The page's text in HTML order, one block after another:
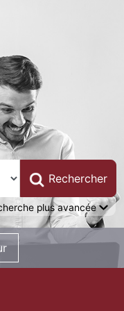
plus avancée